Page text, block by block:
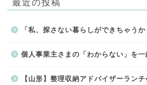
「私、探さない暮らしができちゃうか
個人事業主さまの「わからない」を一
【山形】整理収納アドバイザーランチ